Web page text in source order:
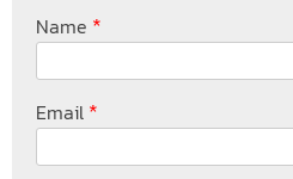
Name *
Email *